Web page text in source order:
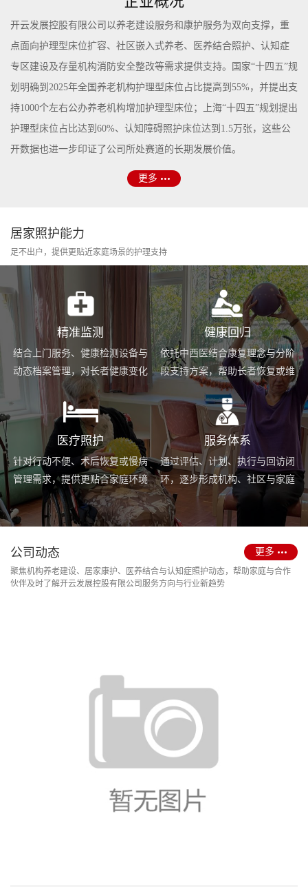
开云发展控股有限公司以养老建设服务和康护服务为双向支撑，重
点面向护理型床位扩容、社区嵌入式养老、医养结合照护、认知症
专区建设及存量机构消防安全整改等需求提供支持。国家“十四五”规
划明确到2025年全国养老机构护理型床位占比提高到55%，并提出支
持1000个左右公办养老机构增加护理型床位；上海“十四五”规划提出
护理型床位占比达到60%、认知障碍照护床位达到1.5万张，这些公
开数据也进一步印证了公司所处赛道的长期发展价值。
更多
居家照护能力
足不出户，提供更贴近家庭场景的护理支持
精准监测
结合上门服务、健康检测设备与
动态档案管理，对长者健康变化
进行持续跟踪与基础预警。
健康回归
依托中西医结合康复理念与分阶
段支持方案，帮助长者恢复或维
持身体功能，提升生活便利度。
医疗照护
针对行动不便、术后恢复或慢病
管理需求，提供更贴合家庭环境
的护理服务与用药协助支持。
服务体系
通过评估、计划、执行与回访闭
环，逐步形成机构、社区与家庭
场景协同的长期照护支持体系。
公司动态
聚焦机构养老建设、居家康护、医养结合与认知症照护动态，帮助家庭与合作
伙伴及时了解开云发展控股有限公司服务方向与行业新趋势
更多